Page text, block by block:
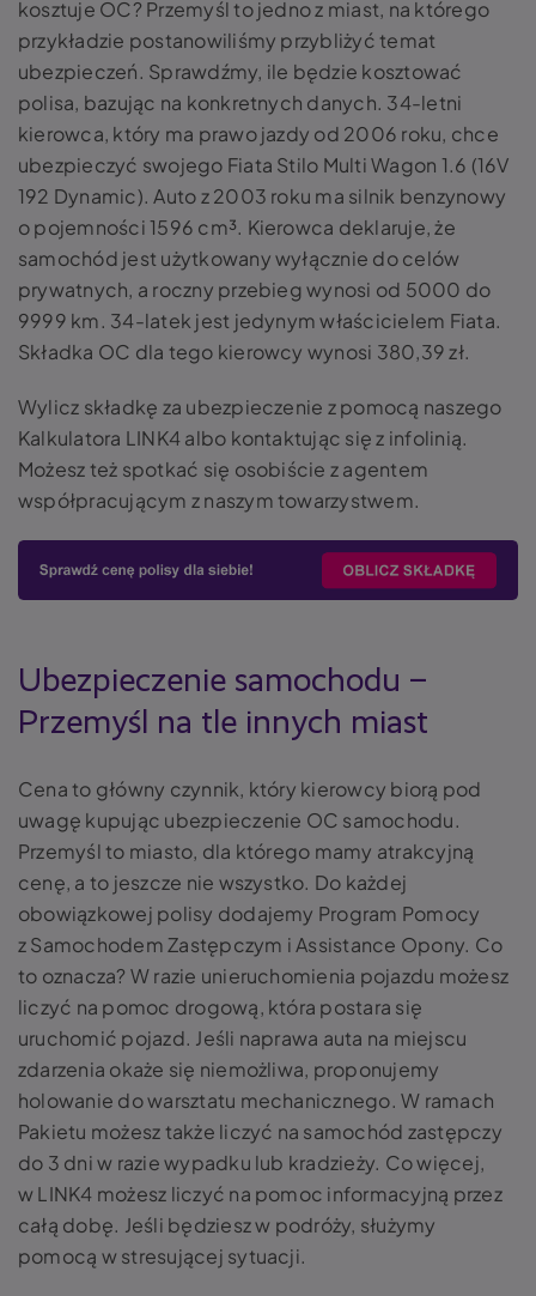
kosztuje OC? Przemyśl to jedno z miast, na którego
przykładzie postanowiliśmy przybliżyć temat
ubezpieczeń. Sprawdźmy, ile będzie kosztować
polisa, bazując na konkretnych danych. 34-letni
kierowca, który ma prawo jazdy od 2006 roku, chce
ubezpieczyć swojego Fiata Stilo Multi Wagon 1.6 (16V
192 Dynamic). Auto z 2003 roku ma silnik benzynowy
o pojemności 1596 cm³. Kierowca deklaruje, że
samochód jest użytkowany wyłącznie do celów
prywatnych, a roczny przebieg wynosi od 5000 do
9999 km. 34-latek jest jedynym właścicielem Fiata.
Składka OC dla tego kierowcy wynosi 380,39 zł.
Wylicz składkę za ubezpieczenie z pomocą naszego
Kalkulatora LINK4 albo kontaktując się z infolinią.
Możesz też spotkać się osobiście z agentem
współpracującym z naszym towarzystwem.
Ubezpieczenie samochodu –
Przemyśl na tle innych miast
Cena to główny czynnik, który kierowcy biorą pod
uwagę kupując ubezpieczenie OC samochodu.
Przemyśl to miasto, dla którego mamy atrakcyjną
cenę, a to jeszcze nie wszystko. Do każdej
obowiązkowej polisy dodajemy Program Pomocy
z Samochodem Zastępczym i Assistance Opony. Co
to oznacza? W razie unieruchomienia pojazdu możesz
liczyć na pomoc drogową, która postara się
uruchomić pojazd. Jeśli naprawa auta na miejscu
zdarzenia okaże się niemożliwa, proponujemy
holowanie do warsztatu mechanicznego. W ramach
Pakietu możesz także liczyć na samochód zastępczy
do 3 dni w razie wypadku lub kradzieży. Co więcej,
w LINK4 możesz liczyć na pomoc informacyjną przez
całą dobę. Jeśli będziesz w podróży, służymy
pomocą w stresującej sytuacji.